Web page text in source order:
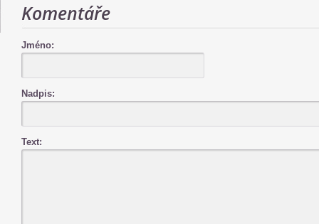
Komentáře
Jméno:
Nadpis:
Text: